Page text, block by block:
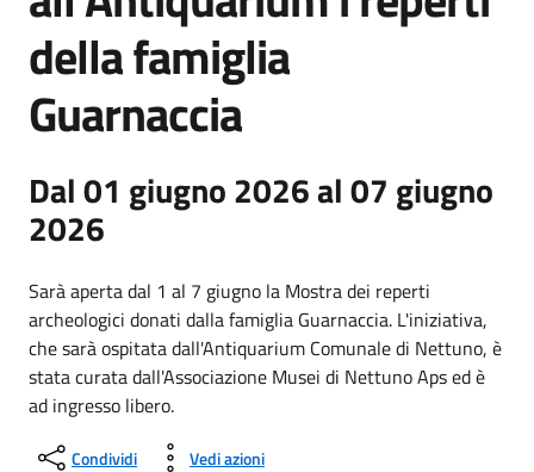
della famiglia
Guarnaccia
Dal 01 giugno 2026 al 07 giugno
2026
Sarà aperta dal 1 al 7 giugno la Mostra dei reperti
archeologici donati dalla famiglia Guarnaccia. L'iniziativa,
che sarà ospitata dall'Antiquarium Comunale di Nettuno, è
stata curata dall'Associazione Musei di Nettuno Aps ed è
ad ingresso libero.
Condividi Vedi azioni